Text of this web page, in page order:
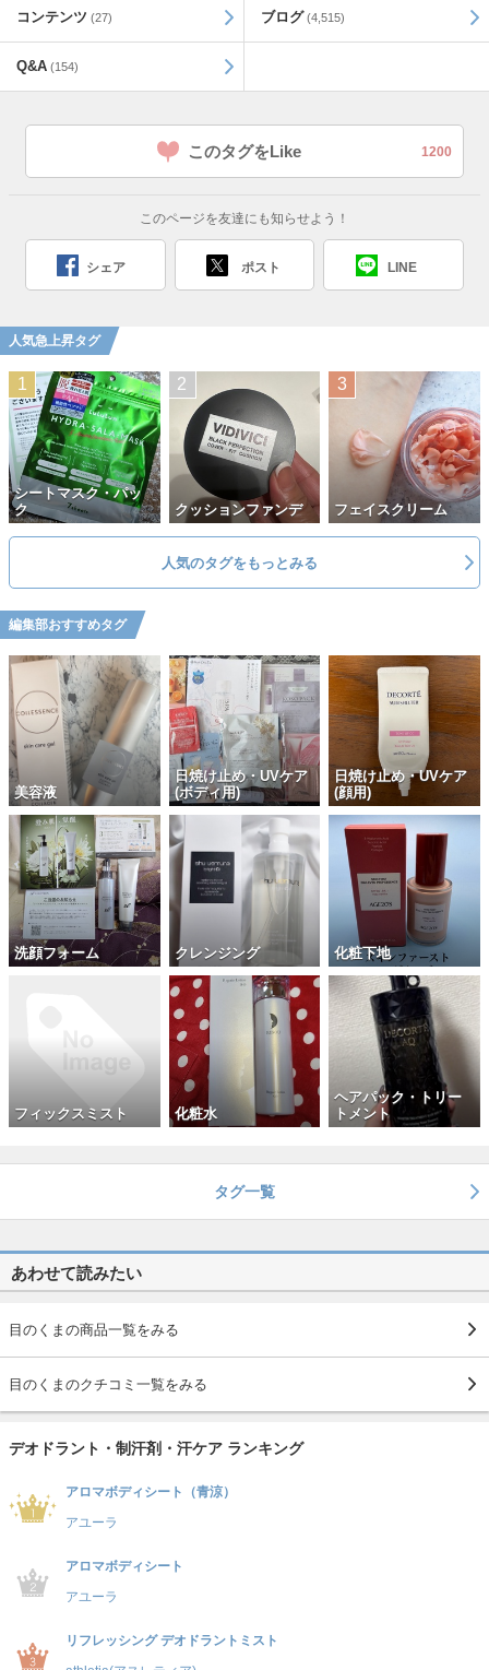
コンテンツ (27) ブログ (4,515)
Q&A (154)
このタグをLike 1200
このページを友達にも知らせよう！
シェア ポスト LINE
人気急上昇タグ
シートマスク・パッ
ク
クッションファンデ フェイスクリーム
人気のタグをもっとみる
編集部おすすめタグ
美容液
日焼け止め・UVケア
(ボディ用)
日焼け止め・UVケア
(顔用)
洗顔フォーム クレンジング 化粧下地
フィックスミスト 化粧水
ヘアパック・トリー
トメント
タグ一覧
あわせて読みたい
目のくまの商品一覧をみる
目のくまのクチコミ一覧をみる
デオドラント・制汗剤・汗ケア ランキング
アロマボディシート（青涼）
アユーラ
アロマボディシート
アユーラ
リフレッシング デオドラントミスト